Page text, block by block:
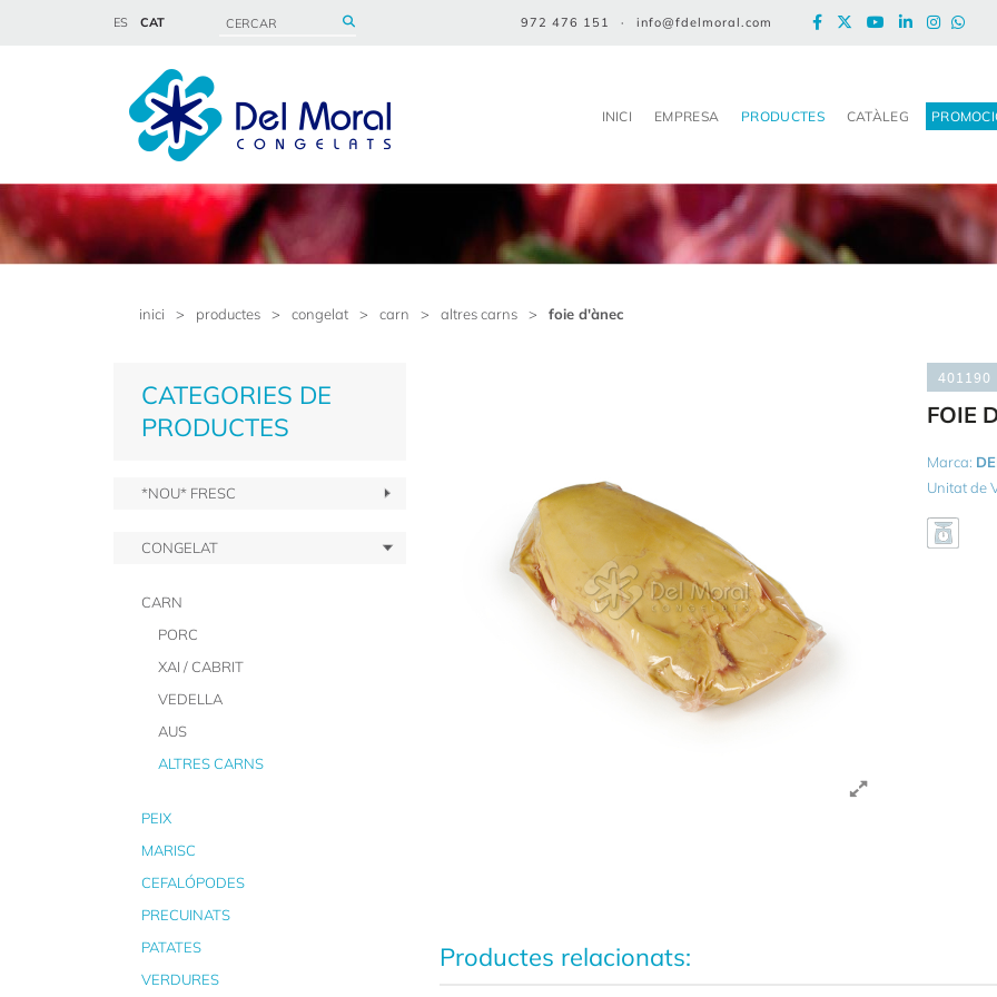
ES CAT 972 476 151 · info@fdelmoral.com
INICI EMPRESA PRODUCTES CATÀLEG
inici > productes > congelat > carn > altres carns > foie d'ànec
CATEGORIES DE
PRODUCTES
*NOU* FRESC
CONGELAT
CARN
PORC
XAI / CABRIT
VEDELLA
AUS
ALTRES CARNS
PEIX
MARISC
CEFALÓPODES
PRECUINATS
PATATES
VERDURES
401190
FOIE
Marca:
Unitat de
Productes relacionats: